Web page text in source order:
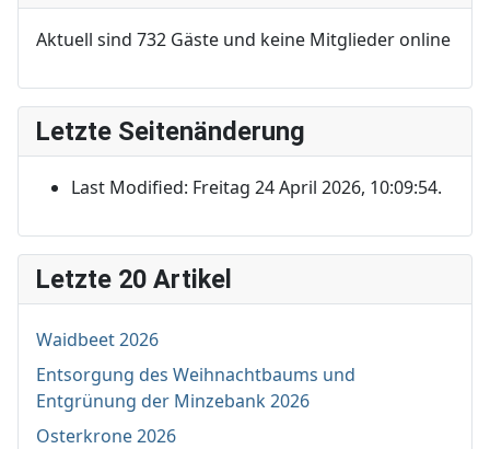
Aktuell sind 732 Gäste und keine Mitglieder online
Letzte Seitenänderung
Last Modified: Freitag 24 April 2026, 10:09:54.
Letzte 20 Artikel
Waidbeet 2026
Entsorgung des Weihnachtbaums und
Entgrünung der Minzebank 2026
Osterkrone 2026